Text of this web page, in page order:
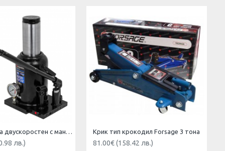
Крик бутилка двускоростен с манометър 50 т ( 280мм- 450 мм) , FORSAGE
лв.)
Крик тип крокодил Forsage 3 тона
81.00€ (158.42 лв.)